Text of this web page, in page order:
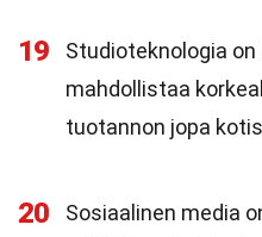
19
Studioteknologia
mahdollistaa
tuotannon jopa
20
Sosiaalinen media